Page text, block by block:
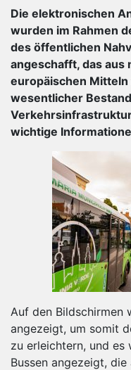
Die elektronischen
wurden im Rahmen
des öffentlichen
angeschafft, das aus
europäischen
wesentlicher
wichtige
Auf den Bildschirmen
angezeigt, um somit
zu erleichtern, und es
Bussen angezeigt,